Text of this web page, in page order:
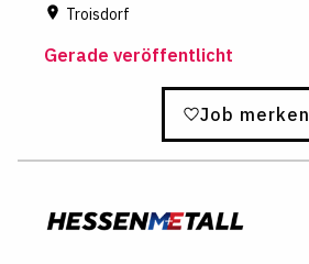
Troisdorf
Gerade veröffentlicht
Job merken